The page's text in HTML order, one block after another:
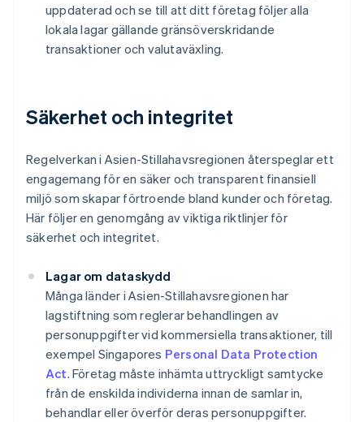
uppdaterad och se till att ditt företag följer alla
lokala lagar gällande gränsöverskridande
transaktioner och valutaväxling.
Säkerhet och integritet
Regelverkan i Asien-Stillahavsregionen återspeglar ett
engagemang för en säker och transparent finansiell
miljö som skapar förtroende bland kunder och företag.
Här följer en genomgång av viktiga riktlinjer för
säkerhet och integritet.
Lagar om dataskydd
Många länder i Asien-Stillahavsregionen har
lagstiftning som reglerar behandlingen av
personuppgifter vid kommersiella transaktioner, till
exempel Singapores Personal Data Protection
Act. Företag måste inhämta uttryckligt samtycke
från de enskilda individerna innan de samlar in,
behandlar eller överför deras personuppgifter.